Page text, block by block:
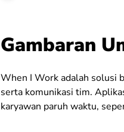
Gambaran
When I Work adalah solusi
serta komunikasi tim.
karyawan paruh waktu,